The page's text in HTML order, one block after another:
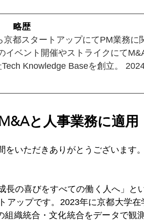
略歴
都スタートアップにてPM業務に
ベント開催やストライクにて
Knowledge Baseを創立。
と人事業務に適用
をいただきありがとうございます
長の喜びをすべての働く人へ」と
アップです。2023年に京都大学在
織統合・文化統合をデータで観